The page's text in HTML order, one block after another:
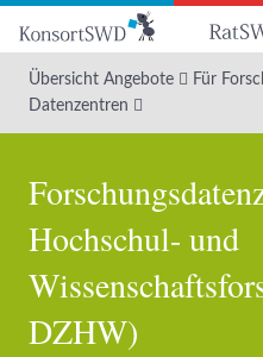
Hauptinhalt
Übersicht Angebote Für
Datenzentren
Hochschul- und
DZHW)